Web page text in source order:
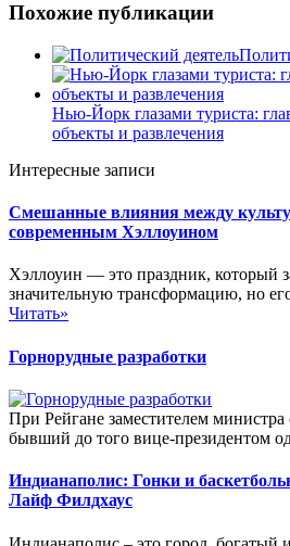
Похожие публикации
Нью-Йорк глазами туриста:
объекты и развлечения
Интересные записи
Смешанные влияния между
современным Хэллоуином
Хэллоуин — это праздник, который
значительную трансформацию, но
Читать»
Горнорудные разработки
При Рейгане заместителем
бывший до того вице-президентом
Индианаполис: Гонки и
Лайф Филдхаус